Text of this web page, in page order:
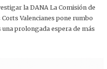
la DANA La Comisión de
Valencianes pone rumbo
prolongada espera de más